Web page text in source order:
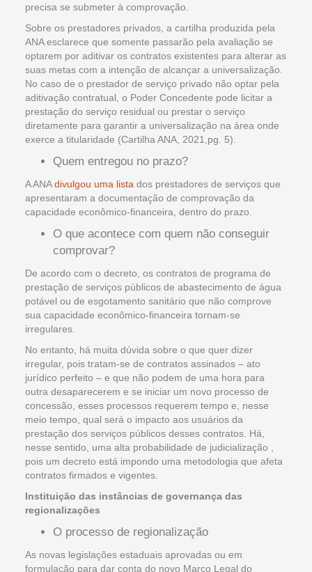
precisa se submeter à comprovação.
Sobre os prestadores privados, a cartilha produzida pela
ANA esclarece que somente passarão pela avaliação se
optarem por aditivar os contratos existentes para alterar as
suas metas com a intenção de alcançar a universalização.
No caso de o prestador de serviço privado não optar pela
aditivação contratual, o Poder Concedente pode licitar a
prestação do serviço residual ou prestar o serviço
diretamente para garantir a universalização na área onde
exerce a titularidade (Cartilha ANA, 2021,pg. 5).
Quem entregou no prazo?
A ANAdivulgou uma lista dos prestadores de serviços que
apresentaram a documentação de comprovação da
capacidade econômico-financeira, dentro do prazo.
O que acontece com quem não conseguir
comprovar?
De acordo com o decreto, os contratos de programa de
prestação de serviços públicos de abastecimento de água
potável ou de esgotamento sanitário que não comprove
sua capacidade econômico-financeira tornam-se
irregulares.
No entanto, há muita dúvida sobre o que quer dizer
irregular, pois tratam-se de contratos assinados – ato
jurídico perfeito – e que não podem de uma hora para
outra desaparecerem e se iniciar um novo processo de
concessão, esses processos requerem tempo e, nesse
meio tempo, qual será o impacto aos usuários da
prestação dos serviços públicos desses contratos. Há,
nesse sentido, uma alta probabilidade de judicialização ,
pois um decreto está impondo uma metodologia que afeta
contratos firmados e vigentes.
Instituição das instâncias de governança das
regionalizações
O processo de regionalização
As novas legislações estaduais aprovadas ou em
formulação para dar conta do novo Marco Legal do